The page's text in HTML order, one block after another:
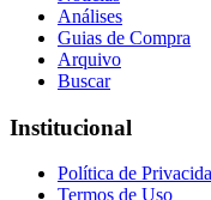
Análises
Guias de Compra
Arquivo
Buscar
Institucional
Política de
Termos de Uso